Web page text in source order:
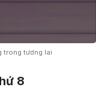
trong tương lai
8